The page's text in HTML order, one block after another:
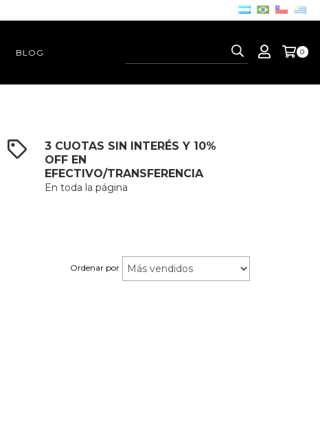
BLOG 0
3 CUOTAS SIN INTERÉS Y 10%
OFF EN
EFECTIVO/TRANSFERENCIA
En toda la página
Ordenar por